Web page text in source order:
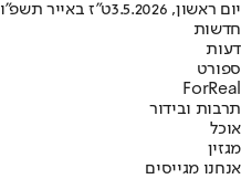
יום ראשון, 3.5.2026
ט"ז באייר תשפ"ו
חדשות
דעות
ספורט
ForReal
תרבות ובידור
אוכל
מגזין
אנחנו מגייסים